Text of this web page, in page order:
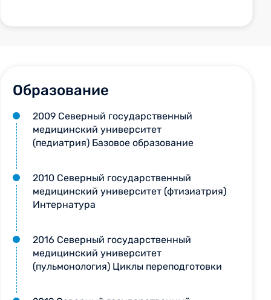
Образование
2009 Северный государственный
медицинский университет
(педиатрия) Базовое образование
2010 Северный государственный
медицинский университет (фтизиатрия)
Интернатура
2016 Северный государственный
медицинский университет
(пульмонология) Циклы переподготовки